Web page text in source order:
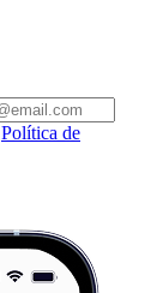
Política de